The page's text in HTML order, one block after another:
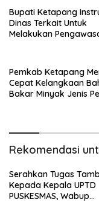
Baik
Bupati Ketapang
Dinas Terkait Untuk
Melakukan
Pemkab Ketapang
Cepat Kelangkaan
Bakar Minyak Jenis
Rekomendasi
Serahkan Tugas
Kepada Kepala UPTD
PUSKESMAS, Wabup